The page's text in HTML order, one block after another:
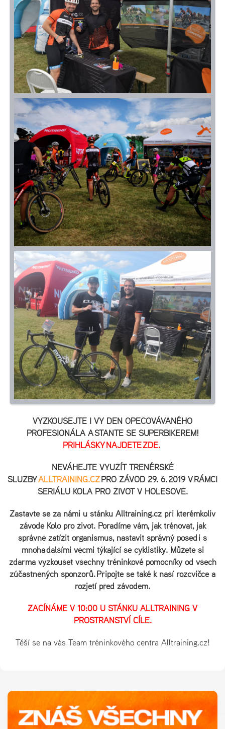
VYZKOUŠEJTE I VY DEN OPEČOVÁVANÉHO
PROFESIONÁLA A STAŇTE SE SUPERBIKEREM!
PŘIHLÁŠKY NAJDETEZDE.
NEVÁHEJTE VYUŽÍT TRENÉRSKÉ
SLUŽBYALLTRAINING.CZPRO ZÁVOD 29. 6. 2019 V RÁMCI
SERIÁLU KOLA PRO ŽIVOT V HOLEŠOVĚ.
Zastavte se za námi u stánku Alltraining.cz při kterémkoliv
závodě Kolo pro život. Poradíme vám, jak trénovat, jak
správně zatížit organismus, nastavit správný posed i s
mnoha dalšími věcmi týkající se cyklistiky. Můžete si
zdarma vyzkoušet všechny tréninkové pomocníky od všech
zúčastněných sponzorů. Připojte se také k naší rozcvičce a
rozjetí před závodem.
ZAČÍNÁME V 10:00 U STÁNKU ALLTRAINING V
PROSTRANSTVÍ CÍLE.
Těší se na vás Team tréninkového centra Alltraining.cz!